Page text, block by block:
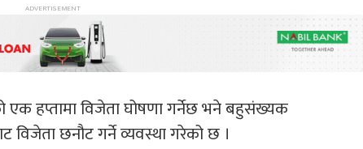
हप्तामा विजेता घोषणा गर्नेछ भने बहुसंख्यक
विजेता छनौट गर्ने व्यवस्था गरेको छ ।